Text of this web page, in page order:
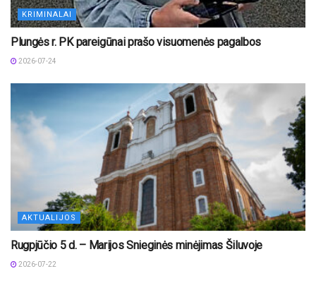
KRIMINALAI
Plungės r. PK pareigūnai prašo visuomenės pagalbos
2026-07-24
AKTUALIJOS
Rugpjūčio 5 d. – Marijos Snieginės minėjimas Šiluvoje
2026-07-22